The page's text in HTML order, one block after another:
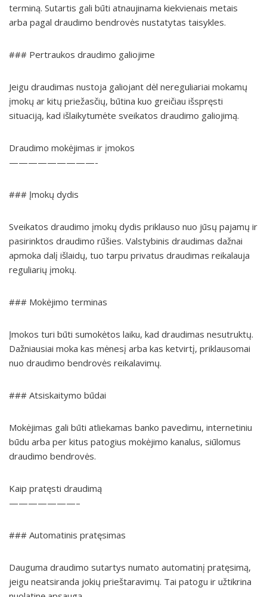
terminą. Sutartis gali būti atnaujinama kiekvienais metais
arba pagal draudimo bendrovės nustatytas taisykles.
### Pertraukos draudimo galiojime
Jeigu draudimas nustoja galiojant dėl nereguliariai mokamų
įmokų ar kitų priežasčių, būtina kuo greičiau išspręsti
situaciją, kad išlaikytumėte sveikatos draudimo galiojimą.
Draudimo mokėjimas ir įmokos
—————————-
### Įmokų dydis
Sveikatos draudimo įmokų dydis priklauso nuo jūsų pajamų ir
pasirinktos draudimo rūšies. Valstybinis draudimas dažnai
apmoka dalį išlaidų, tuo tarpu privatus draudimas reikalauja
reguliarių įmokų.
### Mokėjimo terminas
Įmokos turi būti sumokėtos laiku, kad draudimas nesutruktų.
Dažniausiai moka kas mėnesį arba kas ketvirtį, priklausomai
nuo draudimo bendrovės reikalavimų.
### Atsiskaitymo būdai
Mokėjimas gali būti atliekamas banko pavedimu, internetiniu
būdu arba per kitus patogius mokėjimo kanalus, siūlomus
draudimo bendrovės.
Kaip pratęsti draudimą
———————–
### Automatinis pratęsimas
Dauguma draudimo sutartys numato automatinį pratęsimą,
jeigu neatsiranda jokių prieštaravimų. Tai patogu ir užtikrina